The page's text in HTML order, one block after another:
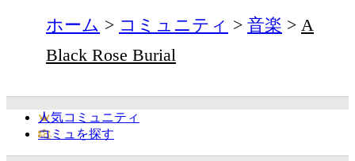
ホーム コミュニティ 音楽
A
Black Rose Burial
人気コミュニティ
コミュを探す